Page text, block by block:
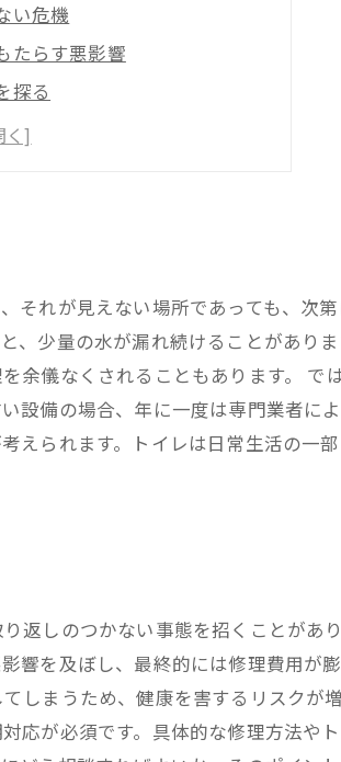
い危機
たらす悪影響
探る
方法
トイレ環境を実現する方法
それが見えない場所であっても、次
少量の水が漏れ続けることがあり
余儀なくされることもあります。 で
設備の場合、年に一度は専門業者に
えられます。トイレは日常生活の一
返しのつかない事態を招くことがあ
響を及ぼし、最終的には修理費用が
しまうため、健康を害するリスクが
応が必須です。具体的な修理方法や